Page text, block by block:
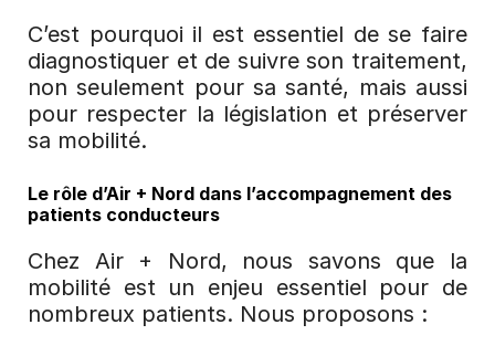
C’est pourquoi il est essentiel de se faire
diagnostiquer et de suivre son traitement,
non seulement pour sa santé, mais aussi
pour respecter la législation et préserver
sa mobilité.
Le rôle d’Air + Nord dans l’accompagnement des
patients conducteurs
Chez Air + Nord, nous savons que la
mobilité est un enjeu essentiel pour de
nombreux patients. Nous proposons :